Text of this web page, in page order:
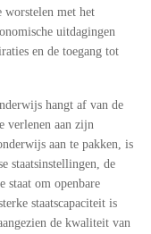
worstelen met het
uitdagingen
en de toegang tot
hangt af van de
verlenen aan zijn
aan te pakken, is
staatsinstellingen, de
staat om openbare
staatscapaciteit is
de kwaliteit van